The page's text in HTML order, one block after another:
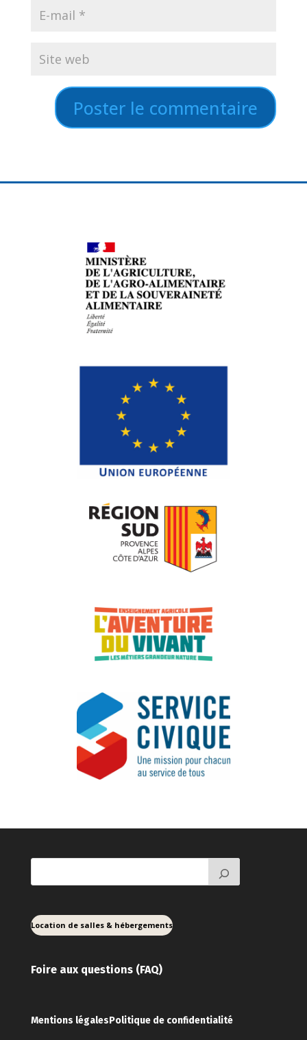
Location de salles & hébergements
Foire aux questions (FAQ)
Mentions légalesPolitique de confidentialité